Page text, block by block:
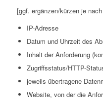
[ggf. ergänzen/kürzen je
IP-Adresse
Datum und Uhrzeit des
Inhalt der Anforderung
Zugriffsstatus/HTTP-
jeweils übertragene
Website, von der die